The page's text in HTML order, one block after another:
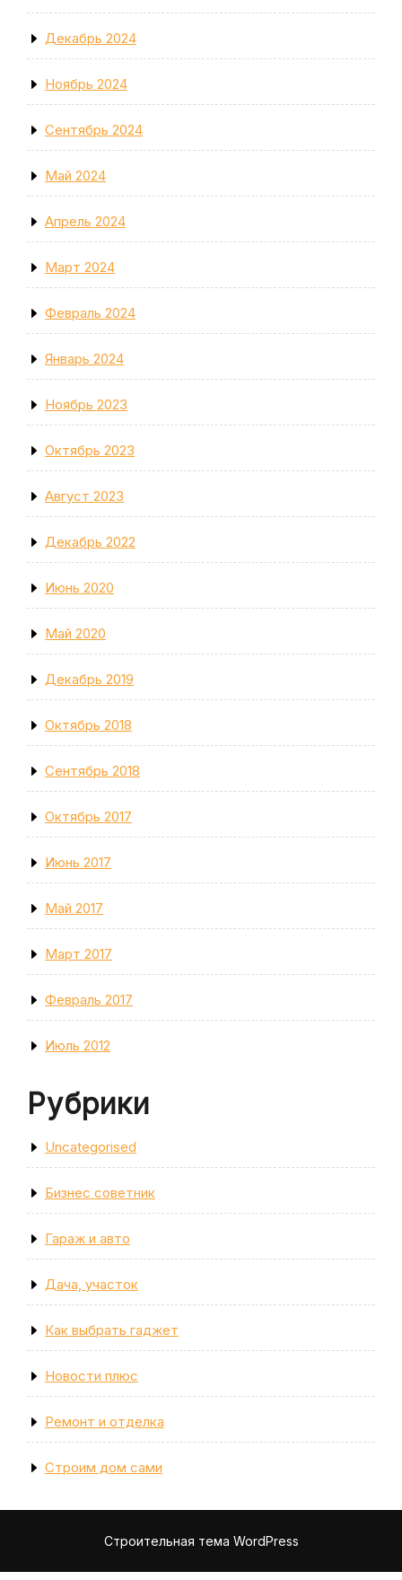
Декабрь 2024
Ноябрь 2024
Сентябрь 2024
Май 2024
Апрель 2024
Март 2024
Февраль 2024
Январь 2024
Ноябрь 2023
Октябрь 2023
Август 2023
Декабрь 2022
Июнь 2020
Май 2020
Декабрь 2019
Октябрь 2018
Сентябрь 2018
Октябрь 2017
Июнь 2017
Май 2017
Март 2017
Февраль 2017
Июль 2012
Рубрики
Uncategorised
Бизнес советник
Гараж и авто
Дача, участок
Как выбрать гаджет
Новости плюс
Ремонт и отделка
Строим дом сами
Строительная тема WordPress